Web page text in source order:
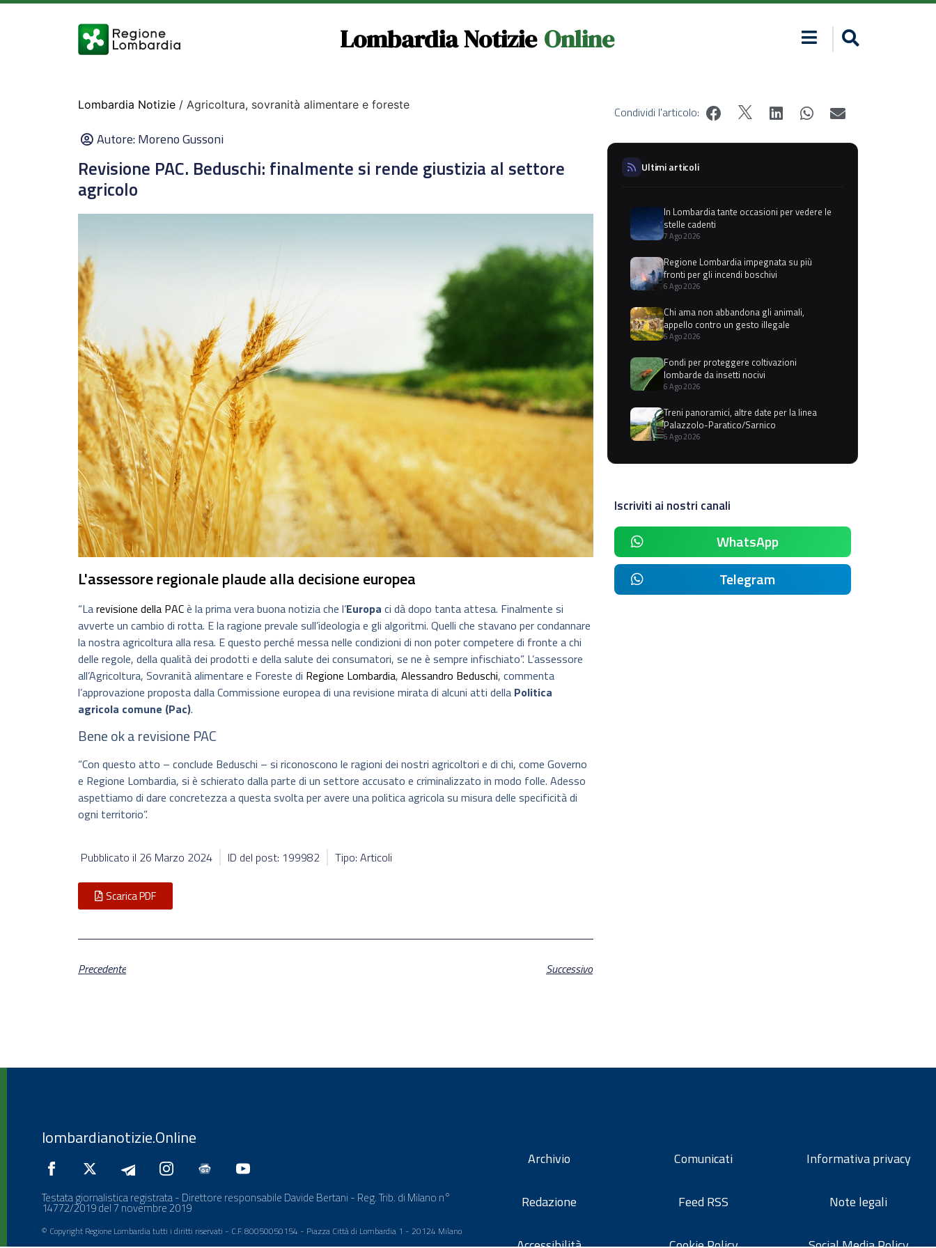
Lombardia Notizie Online
Lombardia Notizie / Agricoltura, sovranità alimentare e foreste
Autore:Moreno Gussoni
Revisione PAC. Beduschi: finalmente si rende giustizia al settore
agricolo
L'assessore regionale plaude alla decisione europea
“Larevisione della PACè la prima vera buona notizia che l’Europa ci dà dopo tanta attesa. Finalmente si
avverte un cambio di rotta. E la ragione prevale sull’ideologia e gli algoritmi. Quelli che stavano per condannare
la nostra agricoltura alla resa. E questo perché messa nelle condizioni di non poter competere di fronte a chi
delle regole, della qualità dei prodotti e della salute dei consumatori, se ne è sempre infischiato”. L’assessore
all’Agricoltura, Sovranità alimentare e Foreste di Regione Lombardia, Alessandro Beduschi, commenta
l’approvazione proposta dalla Commissione europea di una revisione mirata di alcuni atti della Politica
agricola comune (Pac).
Bene ok a revisione PAC
“Con questo atto – conclude Beduschi – si riconoscono le ragioni dei nostri agricoltori e di chi, come Governo
e Regione Lombardia, si è schierato dalla parte di un settore accusato e criminalizzato in modo folle. Adesso
aspettiamo di dare concretezza a questa svolta per avere una politica agricola su misura delle specificità di
ogni territorio”.
Pubblicato il 26 Marzo 2024 ID del post: 199982 Tipo: Articoli
Scarica PDF
Precedente Successivo
Condividi l'articolo:
Ultimi articoli
In Lombardia tante occasioni per vedere le
stelle cadenti
7 Ago 2026
Regione Lombardia impegnata su più
fronti per gli incendi boschivi
6 Ago 2026
Chi ama non abbandona gli animali,
appello contro un gesto illegale
6 Ago 2026
Fondi per proteggere coltivazioni
lombarde da insetti nocivi
6 Ago 2026
Treni panoramici, altre date per la linea
Palazzolo-Paratico/Sarnico
6 Ago 2026
Iscriviti ai nostri canali
WhatsApp
Telegram
lombardianotizie.Online
Testata giornalistica registrata - Direttore responsabile Davide Bertani - Reg. Trib. di Milano n°
14772/2019 del 7 novembre 2019
© Copyright Regione Lombardia tutti i diritti riservati - C.F. 80050050154 - Piazza Città di Lombardia 1 - 20124 Milano
Archivio
Redazione
Comunicati
Feed RSS
Informativa privacy
Note legali